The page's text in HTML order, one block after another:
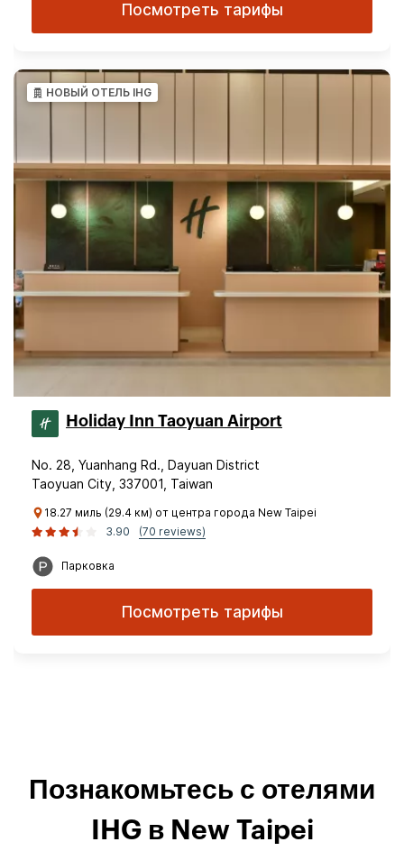
Посмотреть тарифы
НОВЫЙ ОТЕЛЬ IHG
Holiday Inn Taoyuan Airport
No. 28, Yuanhang Rd., Dayuan District
Taoyuan City, 337001, Taiwan
18.27 миль (29.4 км) от центра города New Taipei
3.90
(70 reviews)
Парковка
Посмотреть тарифы
Познакомьтесь с отелями
IHG в New Taipei